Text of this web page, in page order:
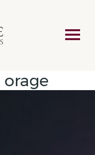
orage